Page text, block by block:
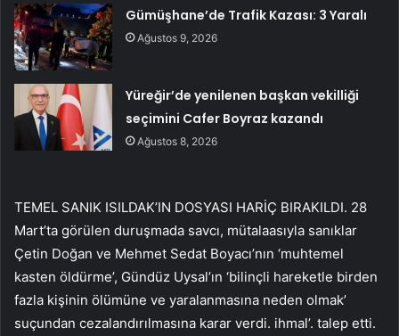
Gümüşhane’de Trafik Kazası: 3 Yaralı
Ağustos 9, 2026
Yüreğir’de yenilenen başkan vekilliği
seçimini Cafer Boyraz kazandı
Ağustos 8, 2026
TEMEL SANIK ISILDAK’IN DOSYASI HARİÇ BIRAKILDI. 28
Mart’ta görülen duruşmada savcı, mütalaasıyla sanıklar
Çetin Doğan ve Mehmet Sedat Boyacı’nın ‘muhtemel
kasten öldürme’, Gündüz Uysal’ın ‘bilinçli hareketle birden
fazla kişinin ölümüne ve yaralanmasına neden olmak’
suçundan cezalandırılmasına karar verdi. ihmal’. talep etti.